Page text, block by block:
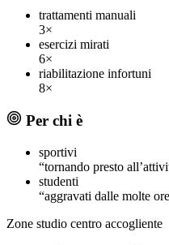
trattamenti manuali
3×
esercizi mirati
6×
riabilitazione infortuni
8×
Per chi è
sportivi
“tornando presto
studenti
“aggravati dalle molte
Zone studio centro accogliente